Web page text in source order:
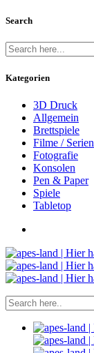
Search
Kategorien
3D Druck
Allgemein
Brettspiele
Filme / Serien
Fotografie
Konsolen
Pen & Paper
Spiele
Tabletop